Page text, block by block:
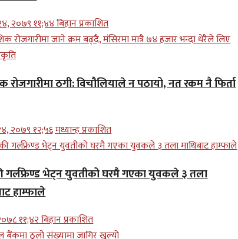
२०७९ ११;४४ बिहान प्रकाशित
रोजगारीमा ठगी: विचौलियाले न पठायो, नत रकम नै फिर्ता
२०७९ १२;५६ मध्यान्ह प्रकाशित
गर्लफ्रेण्ड भेट्न युवतीको घरमै गएका युवकले ३ तला
हाम्फाले
११;४२ बिहान प्रकाशित